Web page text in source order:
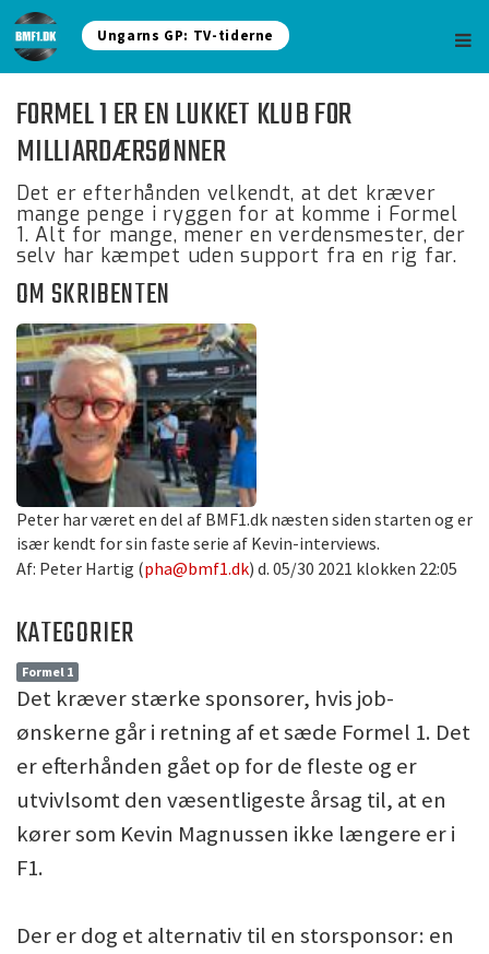
Ungarns GP: TV-tiderne
FORMEL 1 ER EN LUKKET KLUB FOR
MILLIARDÆRSØNNER
Det er efterhånden velkendt, at det kræver
mange penge i ryggen for at komme i Formel
1. Alt for mange, mener en verdensmester, der
selv har kæmpet uden support fra en rig far.
OM SKRIBENTEN
Peter har været en del af BMF1.dk næsten siden starten og er
især kendt for sin faste serie af Kevin-interviews.
Af: Peter Hartig (pha@bmf1.dk) d. 05/30 2021 klokken 22:05
KATEGORIER
Formel 1
Det kræver stærke sponsorer, hvis job-
ønskerne går i retning af et sæde Formel 1. Det
er efterhånden gået op for de fleste og er
utvivlsomt den væsentligeste årsag til, at en
kører som Kevin Magnussen ikke længere er i
F1.
Der er dog et alternativ til en storsponsor: en